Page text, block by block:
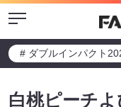
Menu
# ダブルインパクト
白桃ピーチ